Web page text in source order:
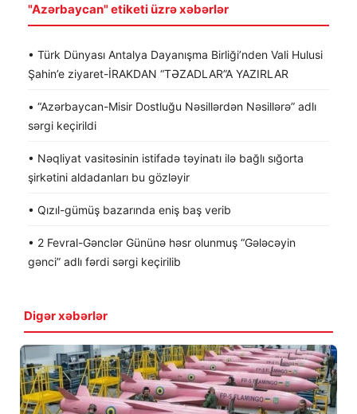
"Azərbaycan" etiketi üzrə xəbərlər
• Türk Dünyası Antalya Dayanışma Birliği’nden Vali Hulusi
Şahin’e ziyaret-İRAKDAN “TƏZADLAR”A YAZIRLAR
• “Azərbaycan-Misir Dostluğu Nəsillərdən Nəsillərə” adlı
sərgi keçirildi
• Nəqliyat vasitəsinin istifadə təyinatı ilə bağlı sığorta
şirkətini aldadanları bu gözləyir
• Qızıl-gümüş bazarında eniş baş verib
• 2 Fevral-Gənclər Gününə həsr olunmuş “Gələcəyin
gənci” adlı fərdi sərgi keçirilib
Digər xəbərlər